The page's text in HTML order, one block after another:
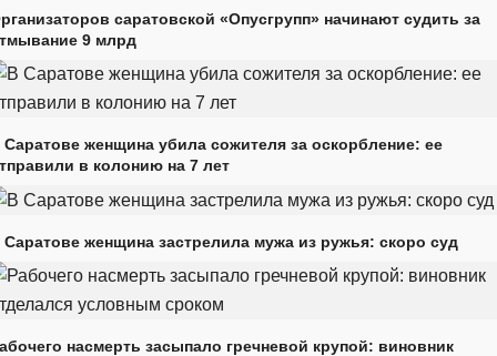
саратовской «Опусгрупп» начинают судить за
9 млрд
Саратове женщина убила сожителя за оскорбление: ее
в колонию на 7 лет
Саратове женщина застрелила мужа из ружья: скоро суд
насмерть засыпало гречневой крупой: виновник